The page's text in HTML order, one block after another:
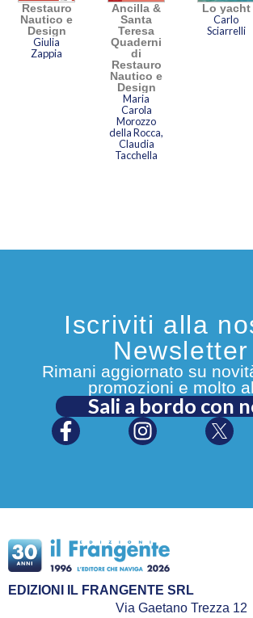
Restauro
Nautico e
Design
Giulia
Zappia
Ancilla &
Santa
Teresa
Quaderni
di
Restauro
Nautico e
Design
Maria
Carola
Morozzo
della Rocca,
Claudia
Tacchella
Lo yacht
Carlo
Sciarrelli
Iscriviti alla
Newsletter
Rimani aggiornato su
promozioni e molto
Sali a bordo con
EDIZIONI IL FRANGENTE SRL
Via Gaetano Trezza 12